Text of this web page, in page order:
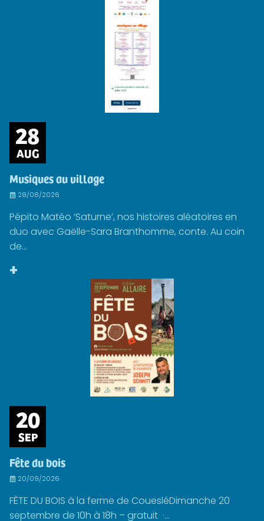
28
AUG
Musiques au village
28/08/2026
Pépito Matéo ‘Saturne’, nos histoires aléatoires en
duo avec Gaëlle-Sara Branthomme, conte. Au coin
de...
+
20
SEP
Fête du bois
20/09/2026
FÊTE DU BOIS à la ferme de CouesléDimanche 20
septembre de 10h à 18h – gratuit ·...